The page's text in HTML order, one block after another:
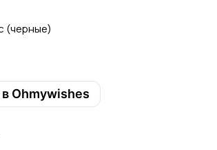
(черные)
Ohmywishes